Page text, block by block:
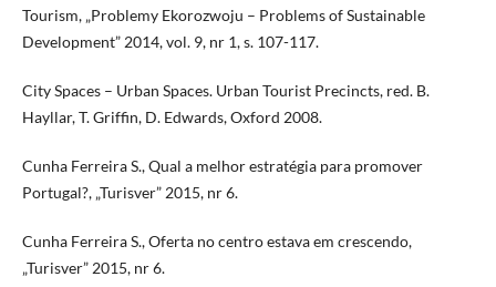
Tourism, „Problemy Ekorozwoju – Problems of Sustainable
Development” 2014, vol. 9, nr 1, s. 107-117.
City Spaces – Urban Spaces. Urban Tourist Precincts, red. B.
Hayllar, T. Griffin, D. Edwards, Oxford 2008.
Cunha Ferreira S., Qual a melhor estratégia para promover
Portugal?, „Turisver” 2015, nr 6.
Cunha Ferreira S., Oferta no centro estava em crescendo,
„Turisver” 2015, nr 6.